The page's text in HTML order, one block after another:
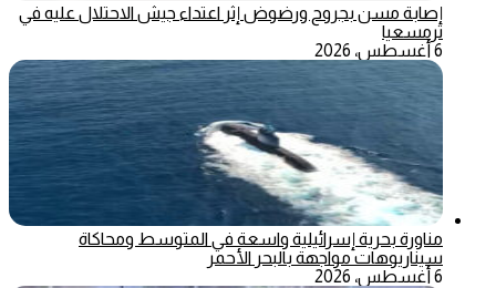
إصابة مسن بجروح ورضوض إثر اعتداء جيش الاحتلال عليه في
ترمسعيا
6 أغسطس، 2026
مناورة بحرية إسرائيلية واسعة في المتوسط ومحاكاة
سيناريوهات مواجهة بالبحر الأحمر
6 أغسطس، 2026